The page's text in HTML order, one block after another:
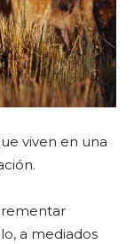
viven en una
a mediados